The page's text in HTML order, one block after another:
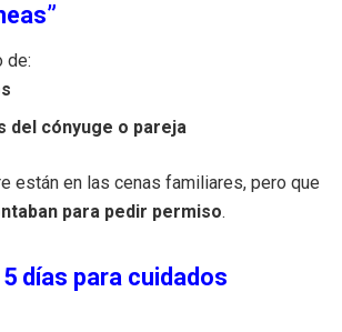
de:
del cónyuge o pareja
están en las cenas familiares, pero que
para pedir permiso.
días para cuidados